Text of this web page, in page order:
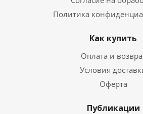
Политика
Как купить
Оплата и
Условия
Оферта
Публикации